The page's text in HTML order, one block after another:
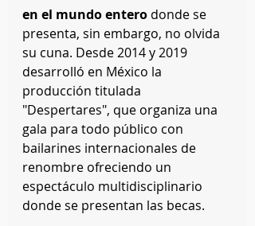
en el mundo entero donde se
presenta, sin embargo, no olvida
su cuna. Desde 2014 y 2019
desarrolló en México la
producción titulada
"Despertares", que organiza una
gala para todo público con
bailarines internacionales de
renombre ofreciendo un
espectáculo multidisciplinario
donde se presentan las becas.